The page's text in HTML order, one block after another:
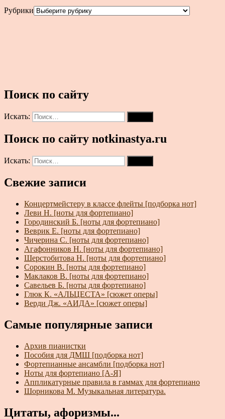
Рубрики
Поиск по сайту
Искать:
Поиск по сайту notkinastya.ru
Искать:
Свежие записи
Концертмейстеру в классе флейты [подборка нот]
Леви Н. [ноты для фортепиано]
Городинский Б. [ноты для фортепиано]
Веврик Е. [ноты для фортепиано]
Чичерина С. [ноты для фортепиано]
Агафонников Н. [ноты для фортепиано]
Шерстобитова Н. [ноты для фортепиано]
Сорокин В. [ноты для фортепиано]
Маклаков В. [ноты для фортепиано]
Савельев Б. [ноты для фортепиано]
Глюк К. «АЛЬЦЕСТА» [сюжет оперы]
Верди Дж. «АИДА» [сюжет оперы]
Самые популярные записи
Архив пианистки
Пособия для ДМШ [подборка нот]
Фортепианные ансамбли [подборка нот]
Ноты для фортепиано [А-Я]
Аппликатурные правила в гаммах для фортепиано
Шорникова М. Музыкальная литература.
Цитаты, афоризмы...